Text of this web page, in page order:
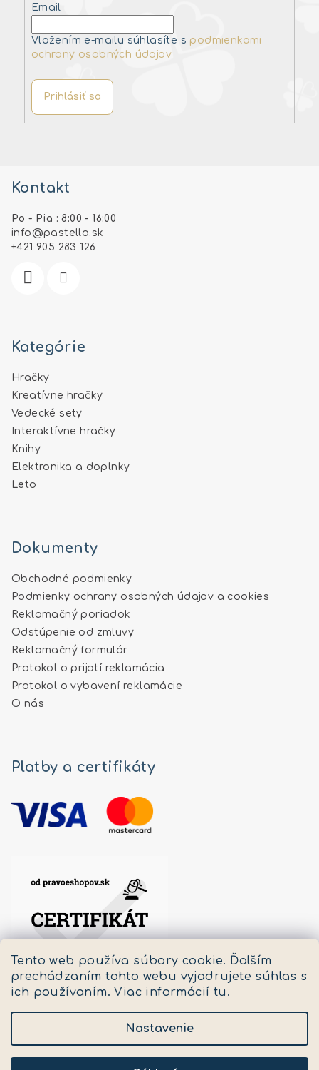
Tento web používa súbory cookie. Ďalším
prechádzaním tohto webu vyjadrujete súhlas s
ich používaním. Viac informácií tu .
Nastavenie
Email
Vložením e-mailu súhlasíte s podmienkami
ochrany osobných údajov
Prihlásiť sa
Kontakt
Po - Pia : 8:00 - 16:00
info @pastello.sk
+421 905 283 126
Kategórie
Hračky
Kreatívne hračky
Vedecké sety
Interaktívne hračky
Knihy
Elektronika a doplnky
Leto
Dokumenty
Obchodné podmienky
Podmienky ochrany osobných údajov a cookies
Reklamačný poriadok
Odstúpenie od zmluvy
Reklamačný formulár
Protokol o prijatí reklamácia
Protokol o vybavení reklamácie
O nás
Platby a certifikáty
Copyright 2026Pastello. Všetky práva vyhradené.
Upraviť nastavenie cookies